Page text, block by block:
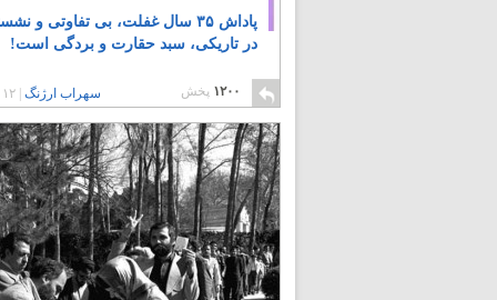
پاداش ۳۵ سال غفلت، بی تفاوتی و
در تاریکی، سبد حقارت و بردگی است!
۱۲۰۰ پخش سهراب ارژنگ |۱۲ سال پیش